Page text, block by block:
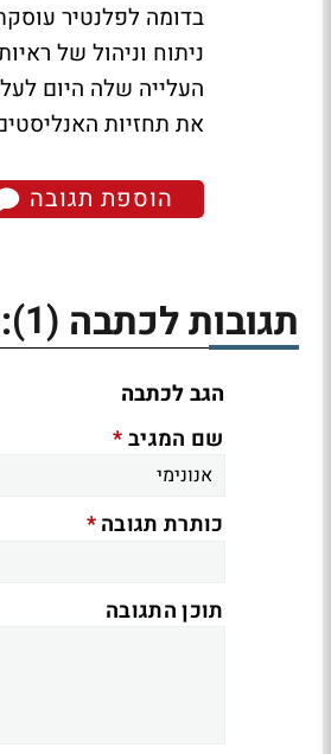
בדומה לפלנטיר
ניתוח וניהול של
העלייה שלה היום
את תחזיות
הוספת תגובה
תגובות לכתבה (1)
:
הגב לכתבה
שם המגיב*
כותרת תגובה*
תוכן התגובה